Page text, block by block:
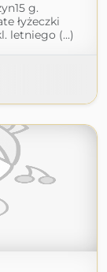
g.
łyżeczki
letniego (...)